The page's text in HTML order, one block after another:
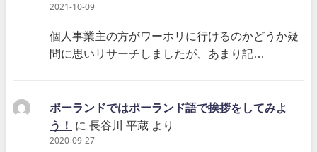
2021-10-09
個人事業主の方がワーホリに行けるのかどうか疑
問に思いリサーチしましたが、あまり記…
ポーランドではポーランド語で挨拶をしてみよ
う！
に 長谷川 平蔵 より
2020-09-27